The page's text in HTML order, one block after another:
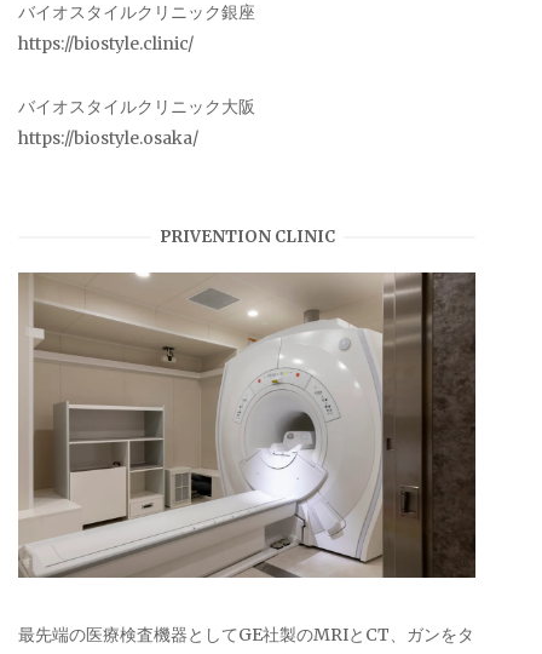
バイオスタイルクリニック銀座
https://biostyle.clinic/
バイオスタイルクリニック大阪
https://biostyle.osaka/
PRIVENTION CLINIC
最先端の医療検査機器としてGE社製のMRIとCT、ガンをタ